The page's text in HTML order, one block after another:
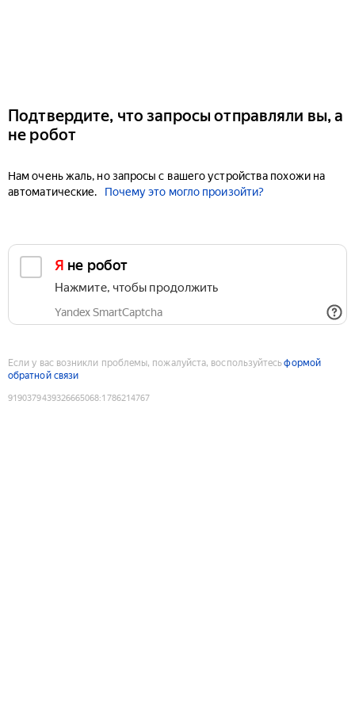
Подтвердите, что запросы отправляли вы, а
не робот
Нам очень жаль, но запросы с вашего устройства похожи на
автоматические.
Почему это могло произойти?
Я не робот
Нажмите, чтобы продолжить
Yandex SmartCaptcha
Если у вас возникли проблемы, пожалуйста, воспользуйтесьформой
обратной связи
9190379439326665068:1786214767